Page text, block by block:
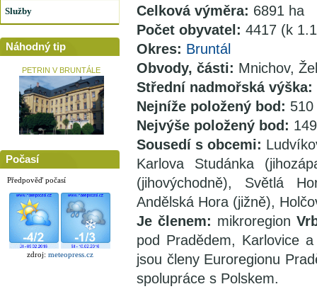
Služby
Náhodný tip
PETRIN V BRUNTÁLE
Počasí
Předpověď počasí
zdroj: meteopress.cz
Celková výměra: 6891 ha
Počet obyvatel: 4417 (k
Okres: Bruntál
Obvody, části: Mnichov,
Střední nadmořská výška:
Nejníže položený bod:
Nejvýše položený bod:
Sousedí s obcemi:
Karlova Studánka
(jihovýchodně), Světlá
Andělská Hora (jižně),
Je členem: mikroregion
pod Pradědem, Karlovice
jsou členy Euroregionu
spolupráce s Polskem.